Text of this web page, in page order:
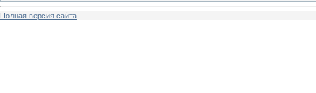
Полная версия сайта